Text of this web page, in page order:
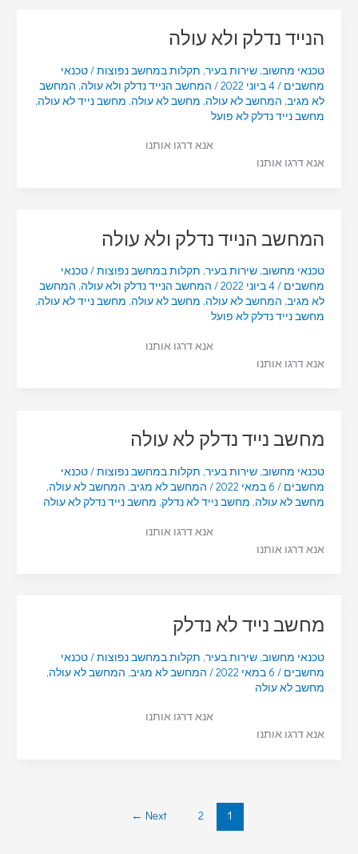
הנייד נדלק ולא עולה
טכנאי מחשוב, שירות בעיר, תקלות במחשב נפוצות/טכנאי
מחשבים /4 ביוני 2022 / המחשב הנייד נדלק ולא עולה, המחשב
לא מגיב, המחשב לא עולה, מחשב לא עולה, מחשב נייד לא עולה,
מחשב נייד נדלק לא פועל
אנא דרגו אותנו
אנא דרגו אותנו
המחשב הנייד נדלק ולא עולה
טכנאי מחשוב, שירות בעיר, תקלות במחשב נפוצות/טכנאי
מחשבים /4 ביוני 2022 / המחשב הנייד נדלק ולא עולה, המחשב
לא מגיב, המחשב לא עולה, מחשב לא עולה, מחשב נייד לא עולה,
מחשב נייד נדלק לא פועל
אנא דרגו אותנו
אנא דרגו אותנו
מחשב נייד נדלק לא עולה
טכנאי מחשוב, שירות בעיר, תקלות במחשב נפוצות/טכנאי
מחשבים / 6 במאי 2022 / המחשב לא מגיב, המחשב לא עולה,
מחשב לא עולה, מחשב נייד לא נדלק, מחשב נייד נדלק לא עולה
אנא דרגו אותנו
אנא דרגו אותנו
מחשב נייד לא נדלק
טכנאי מחשוב, שירות בעיר, תקלות במחשב נפוצות/ טכנאי
מחשבים / 6 במאי 2022 / המחשב לא מגיב, המחשב לא עולה,
מחשב לא עולה
אנא דרגו אותנו
אנא דרגו אותנו
1
2
Next
←